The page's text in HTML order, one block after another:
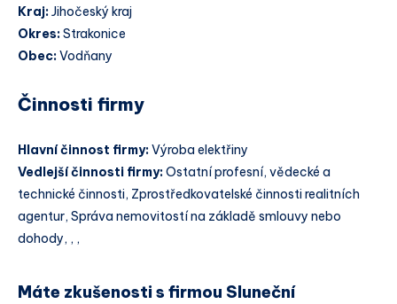
Kraj:Jihočeský kraj
Okres:Strakonice
Obec:Vodňany
Činnosti firmy
Hlavní činnost firmy:Výroba elektřiny
Vedlejší činnosti firmy:Ostatní profesní, vědecké a
technické činnosti, Zprostředkovatelské činnosti realitních
agentur, Správa nemovitostí na základě smlouvy nebo
dohody, , ,
Máte zkušenosti s firmou Sluneční